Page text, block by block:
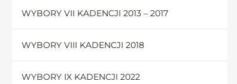
WYBORY VII KADENCJI 2013 – 2017
WYBORY VIII KADENCJI 2018
WYBORY IX KADENCJI 2022